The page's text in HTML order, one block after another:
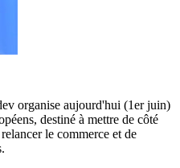
organise aujourd'hui (1er juin)
destiné à mettre de côté
le commerce et de